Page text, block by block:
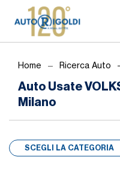
Auto Usate
Milano
Home Ricerca Auto
SCEGLI LA CATEGORIA